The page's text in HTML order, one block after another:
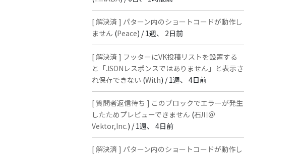
[ 解決済 ] パターン内のショートコードが動作し
ません (Peace) /1週、 2日前
[ 解決済 ] フッターにVK投稿リストを設置する
と「JSONレスポンスではありません」と表示さ
れ保存できない (With) /1週、 4日前
[ 質問者返信待ち ] このブロックでエラーが発生
したためプレビューできません (石川＠
Vektor,Inc.) /1週、 4日前
[ 解決済 ] パターン内のショートコードが動作し